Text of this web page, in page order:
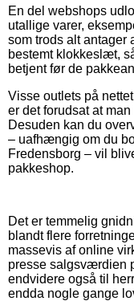
En del webshops
utallige varer,
som trods alt antager
bestemt klokkeslæt,
betjent før de
Visse outlets på
er det forudsat at
Desuden kan du
– uafhængig om du
Fredensborg – vil
pakkeshop.
Det er temmelig
blandt flere
massevis af online
presse salgsværdien
endvidere også til
endda nogle gange